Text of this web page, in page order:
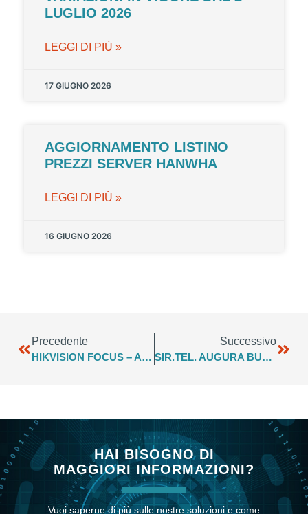
LUGLIO 2026
LEGGI DI PIÙ »
17 GIUGNO 2026
AGGIORNAMENTO LISTINO
PREZZI SERVER HANWHA
LEGGI DI PIÙ »
16 GIUGNO 2026
Precedente
HIKVISION FOCUS – APRILE LUGLIO 2021
Successivo
SIR.TEL. AUGURA BUONE FERIE!
HAI BISOGNO DI
MAGGIORI INFORMAZIONI?
Vuoi saperne di più sulle nostre soluzioni e come